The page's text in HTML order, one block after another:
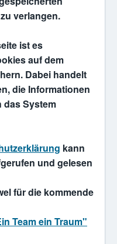
verlangen.
ist es
auf dem
Dabei handelt
die Informationen
das System
kann
und gelesen
für die kommende
Team ein Traum"